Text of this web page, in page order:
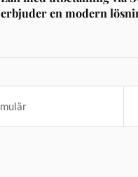
erbjuder en modern